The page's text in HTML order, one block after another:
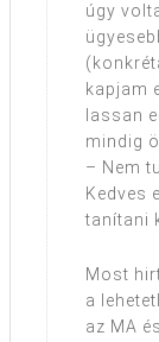
úgy
kapjam
lassan
mindig
– Nem
Kedves
tanítani
Most
a
az MA